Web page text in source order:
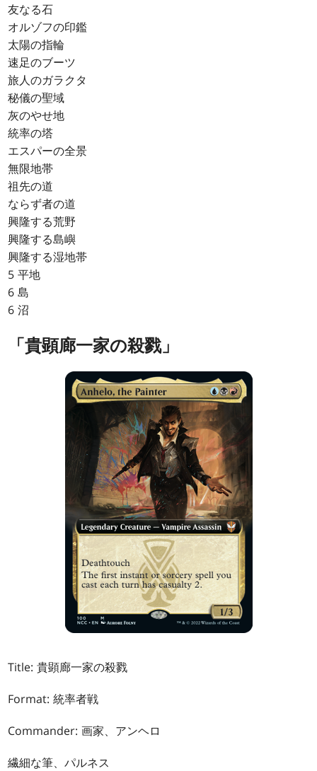
友なる石
オルゾフの印鑑
太陽の指輪
速足のブーツ
旅人のガラクタ
秘儀の聖域
灰のやせ地
統率の塔
エスパーの全景
無限地帯
祖先の道
ならず者の道
興隆する荒野
興隆する島嶼
興隆する湿地帯
5 平地
6 島
6 沼
「貴顕廊一家の殺戮」
Title: 貴顕廊一家の殺戮
Format: 統率者戦
Commander: 画家、アンヘロ
繊細な筆、パルネス